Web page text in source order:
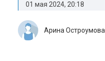
01 мая 2024, 20:18
Арина Остроумова